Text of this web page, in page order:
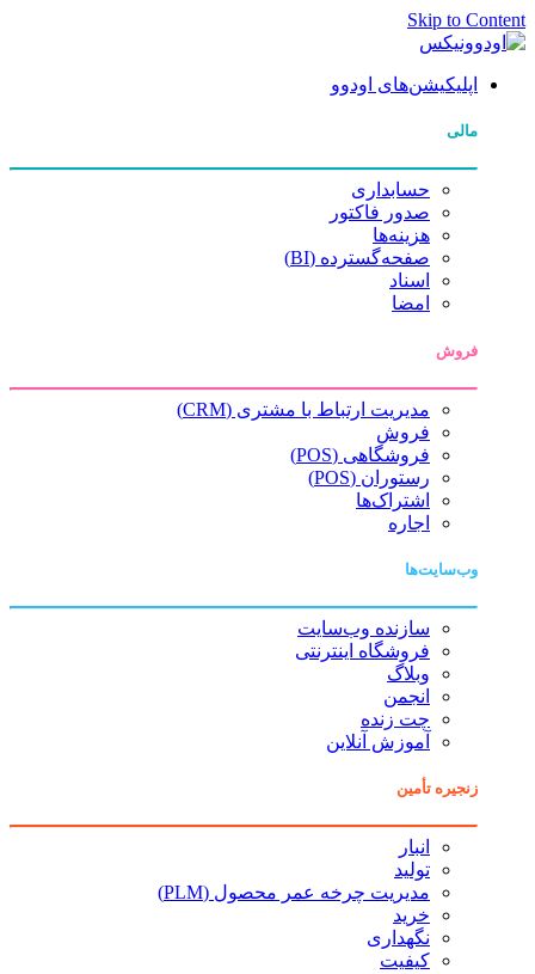
Skip to Content
اپلیکیشن‌های اودوو
مالی
حسابداری
صدور فاکتور
هزینه‌ها
صفحه‌گسترده (BI)
اسناد
امضا
فروش
مدیریت ارتباط با مشتری (CRM)
فروش
فروشگاهی (POS)
رستوران (POS)
اشتراک‌ها
اجاره
وب‌سایت‌ها
سازنده وب‌سایت
فروشگاه اینترنتی
وبلاگ
انجمن
چت زنده
آموزش آنلاین
زنجیره تأمین
انبار
تولید
مدیریت چرخه عمر محصول (PLM)
خرید
نگهداری
کیفیت